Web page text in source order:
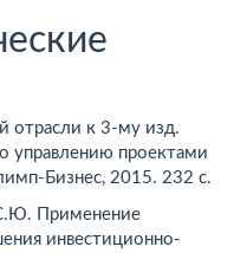
отрасли к 3-му изд.
управлению проектами
Бизнес, 2015. 232 с.
Применение
инвестиционно-